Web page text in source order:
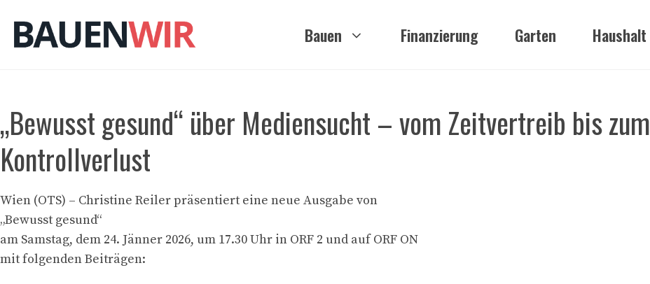
Inhalt
springen
Bauen Finanzierung Garten Haushalt
„Bewusst gesund“ über Mediensucht – vom Zeitvertreib bis zum
Kontrollverlust
Wien (OTS) – Christine Reiler präsentiert eine neue Ausgabe von
„Bewusst gesund“
am Samstag, dem 24. Jänner 2026, um 17.30 Uhr in ORF 2 und auf ORF ON
mit folgenden Beiträgen: